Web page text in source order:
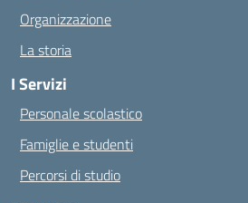
Organizzazione
La storia
I Servizi
Personale scolastico
Famiglie e studenti
Percorsi di studio